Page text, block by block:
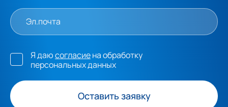
Оставить заявку
Я даюсогласиена обработку
персональных данных